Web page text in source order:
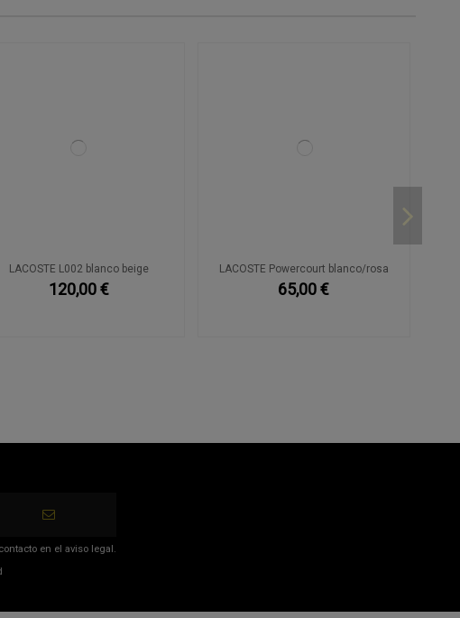
LACOSTE L002 blanco beige
120,00 €
LACOSTE Powercourt blanco/rosa
65,00 €
en el aviso legal.